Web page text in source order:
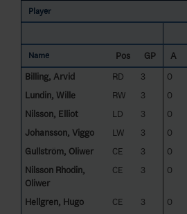
Player
Name Pos GP A
Billing, Arvid
RD 3 0
Lundin, Wille
RW 3 0
Nilsson, Elliot
LD 3 0
Johansson, Viggo
LW 3 0
Gullström, Oliwer
CE 3 0
Nilsson Rhodin,
Oliwer
CE 3 0
Hellgren, Hugo CE 3 0